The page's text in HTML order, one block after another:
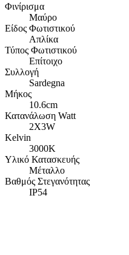
Φινίρισμα
Μαύρο
Είδος Φωτιστικού
Απλίκα
Τύπος Φωτιστικού
Επίτοιχο
Συλλογή
Sardegna
Μήκος
10.6cm
Κατανάλωση Watt
2X3W
Kelvin
3000K
Υλικό Κατασκευής
Μέταλλο
Βαθμός Στεγανότητας
IP54